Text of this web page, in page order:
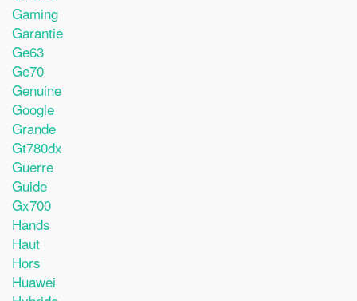
Gaming
Garantie
Ge63
Ge70
Genuine
Google
Grande
Gt780dx
Guerre
Guide
Gx700
Hands
Haut
Hors
Huawei